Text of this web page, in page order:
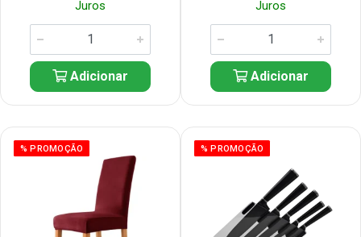
Juros
Adicionar
Juros
Adicionar
% PROMOÇÃO % PROMOÇÃO